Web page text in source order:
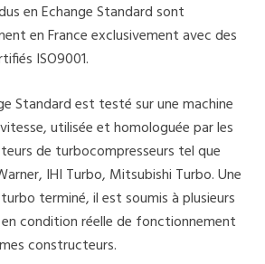
en Echange Standard sont
en France exclusivement avec des
ISO9001.
Standard est testé sur une machine
utilisée et homologuée par les
de turbocompresseurs tel que
IHI Turbo, Mitsubishi Turbo. Une
terminé, il est soumis à plusieurs
condition réelle de fonctionnement
constructeurs.